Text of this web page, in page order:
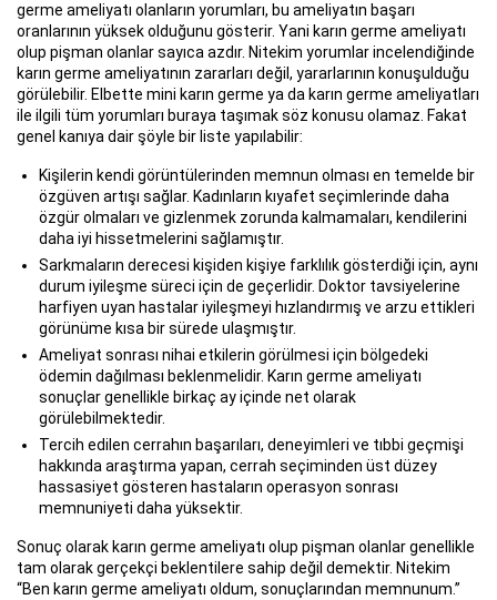
germe ameliyatı olanların yorumları, bu ameliyatın başarı
oranlarının yüksek olduğunu gösterir. Yani karın germe ameliyatı
olup pişman olanlar sayıca azdır. Nitekim yorumlar incelendiğinde
karın germe ameliyatının zararları değil, yararlarının konuşulduğu
görülebilir. Elbette mini karın germe ya da karın germe ameliyatları
ile ilgili tüm yorumları buraya taşımak söz konusu olamaz. Fakat
genel kanıya dair şöyle bir liste yapılabilir:
Kişilerin kendi görüntülerinden memnun olması en temelde bir
özgüven artışı sağlar. Kadınların kıyafet seçimlerinde daha
özgür olmaları ve gizlenmek zorunda kalmamaları, kendilerini
daha iyi hissetmelerini sağlamıştır.
Sarkmaların derecesi kişiden kişiye farklılık gösterdiği için, aynı
durum iyileşme süreci için de geçerlidir. Doktor tavsiyelerine
harfiyen uyan hastalar iyileşmeyi hızlandırmış ve arzu ettikleri
görünüme kısa bir sürede ulaşmıştır.
Ameliyat sonrası nihai etkilerin görülmesi için bölgedeki
ödemin dağılması beklenmelidir. Karın germe ameliyatı
sonuçlar genellikle birkaç ay içinde net olarak
görülebilmektedir.
Tercih edilen cerrahın başarıları, deneyimleri ve tıbbi geçmişi
hakkında araştırma yapan, cerrah seçiminden üst düzey
hassasiyet gösteren hastaların operasyon sonrası
memnuniyeti daha yüksektir.
Sonuç olarak karın germe ameliyatı olup pişman olanlar genellikle
tam olarak gerçekçi beklentilere sahip değil demektir. Nitekim
“Ben karın germe ameliyatı oldum, sonuçlarından memnunum.”